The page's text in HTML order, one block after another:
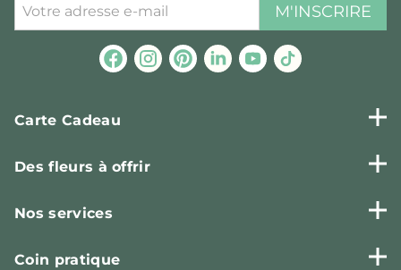
M'INSCRIRE
Carte Cadeau
Des fleurs à offrir
Nos services
Coin pratique